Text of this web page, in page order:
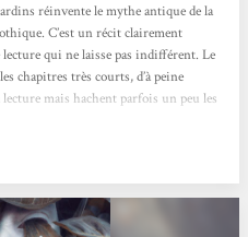
réinvente le mythe antique de la
C’est un récit clairement
qui ne laisse pas indifférent. Le
chapitres très courts, d’à peine
mais hachent parfois un peu les
dans le vocabulaire et l’utilisation de